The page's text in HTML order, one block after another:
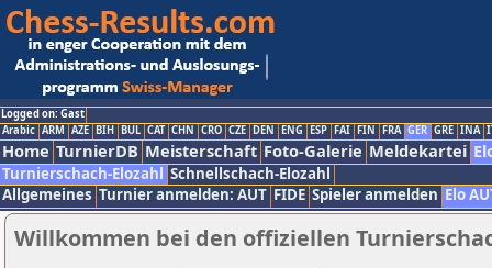
Logged on: Gast
Arabic ARM AZE BIH BUL CAT CHN CRO CZE DEN ENG ESP FAI FIN FRA GER GRE INA
Home TurnierDB Meisterschaft Foto-Galerie Meldekartei
Turnierschach-Elozahl Schnellschach-Elozahl
Allgemeines Turnier anmelden: AUT FIDE Spieler anmelden Elo
Willkommen bei den offiziellen